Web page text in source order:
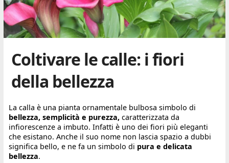
Coltivare le calle: i fiori
della bellezza
La calla è una pianta ornamentale bulbosa simbolo di
bellezza, semplicità e purezza,caratterizzata da
infiorescenze a imbuto. Infatti è uno dei fiori più eleganti
che esistano. Anche il suo nome non lascia spazio a dubbi
significa bello, e ne fa un simbolo di pura e delicata
bellezza.